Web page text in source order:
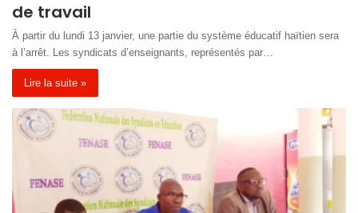
de travail
À partir du lundi 13 janvier, une partie du système éducatif haïtien sera
à l’arrêt. Les syndicats d’enseignants, représentés par…
Lire la suite »